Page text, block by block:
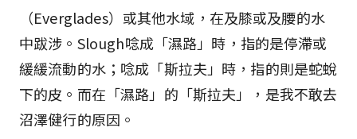
（Everglades）或其他水域，在及膝或及腰的水
中跋涉。Slough唸成「濕路」時，指的是停滯或
緩緩流動的水；唸成「斯拉夫」時，指的則是蛇蛻
下的皮。而在「濕路」的「斯拉夫」，是我不敢去
沼澤健行的原因。